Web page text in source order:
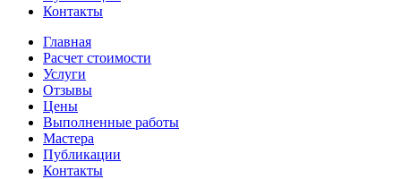
Контакты
Главная
Расчет стоимости
Услуги
Отзывы
Цены
Выполненные работы
Мастера
Публикации
Контакты